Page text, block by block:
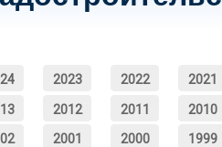
2023 2022 2021
2012 2011 2010
2001 2000 1999